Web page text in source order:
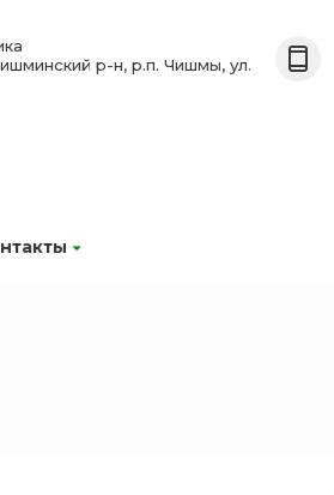
р-н, р.п. Чишмы, ул.